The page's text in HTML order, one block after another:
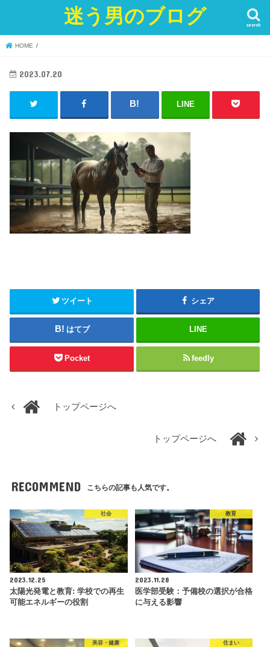
迷う男のブログ search
HOME
2023.07.20
LINE
ツイート シェア
はてブ LINE
Pocket feedly
トップページへ
トップページへ
RECOMMEND こちらの記事も人気です。
社会
2023.12.25
太陽光発電と教育: 学校での再生
可能エネルギーの役割
教育
2023.11.28
医学部受験：予備校の選択が合格
に与える影響
美容・健康 住まい